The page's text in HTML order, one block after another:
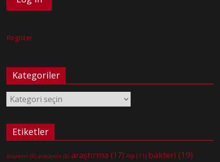
Register
Kategoriler
Kategoriler
Etiketler
Anatomi (8) anksiyete (8) araştırma (17) Aşı (11) bakteri (19)